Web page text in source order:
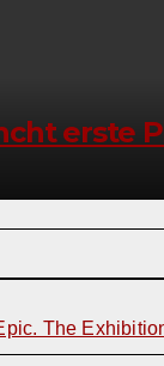
erste
The